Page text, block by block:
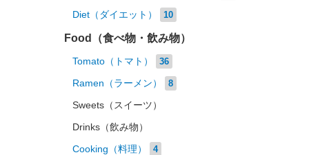
Diet（ダイエット） 10
Food（食べ物・飲み物）
Tomato（トマト） 36
Ramen（ラーメン） 8
Sweets（スイーツ）
Drinks（飲み物）
Cooking（料理） 4